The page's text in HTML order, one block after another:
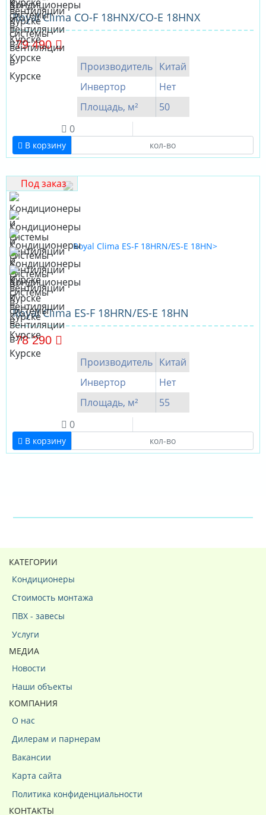
Royal Clima CO-F 18HNX/CO-E 18HNX
79 490
Производитель Китай
Инвертор
Нет
Площадь, м²
50
0
В корзину
Под заказ
Royal Clima ES-F 18HRN/ES-E 18HN
78 290
Производитель Китай
Инвертор
Нет
Площадь, м²
55
0
В корзину
КАТЕГОРИИ
Кондиционеры
Стоимость монтажа
ПВХ - завесы
Услуги
МЕДИА
Новости
Наши объекты
КОМПАНИЯ
О нас
Дилерам и парнерам
Вакансии
Карта сайта
Политика конфиденциальности
КОНТАКТЫ